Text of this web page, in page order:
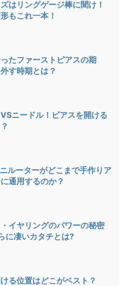
はリングゲージ棒に聞け！
もこれ一本！
たファーストピアスの期
す時期とは？
ニードル！ピアスを開ける
ルーターがどこまで手作りア
通用するのか？
イヤリングのパワーの秘密
に凄いカタチとは?
る位置はどこがベスト？